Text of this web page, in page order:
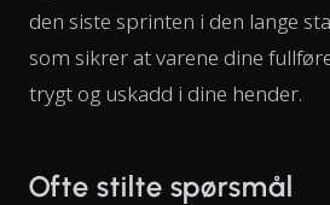
den siste sprinten i den lange
som sikrer at varene dine
trygt og uskadd i dine hender.
Ofte stilte spørsmål